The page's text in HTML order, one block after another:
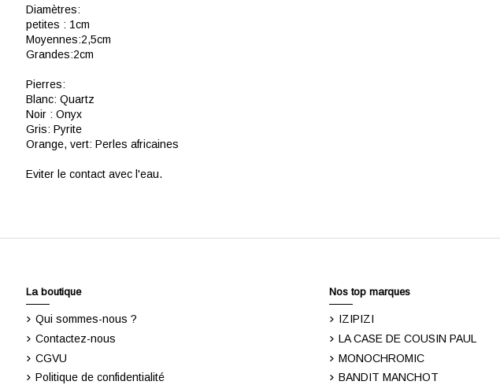
Diamètres:
petites : 1cm
Moyennes:2,5cm
Grandes:2cm
Pierres:
Blanc: Quartz
Noir : Onyx
Gris: Pyrite
Orange, vert: Perles africaines
Eviter le contact avec l'eau.
La boutique
Qui sommes-nous ?
Contactez-nous
CGVU
Politique de confidentialité
Nos top marques
IZIPIZI
LA CASE DE COUSIN PAUL
MONOCHROMIC
BANDIT MANCHOT